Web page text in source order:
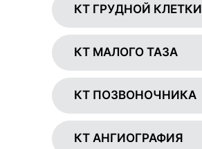
КТ ГРУДНОЙ КЛЕТКИ
КТ МАЛОГО ТАЗА
КТ ПОЗВОНОЧНИКА
КТ АНГИОГРАФИЯ